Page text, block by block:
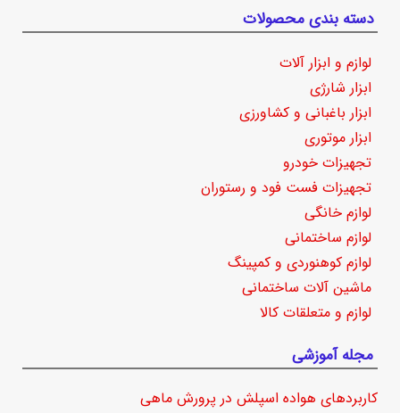
دسته بندی محصولات
لوازم و ابزار آلات
ابزار شارژی
ابزار باغبانی و کشاورزی
ابزار موتوری
تجهیزات خودرو
تجهیزات فست فود و رستوران
لوازم خانگی
لوازم ساختمانی
لوازم کوهنوردی و کمپینگ
ماشین آلات ساختمانی
لوازم و متعلقات کالا
مجله آموزشی
کاربردهای هواده اسپلش در پرورش ماهی